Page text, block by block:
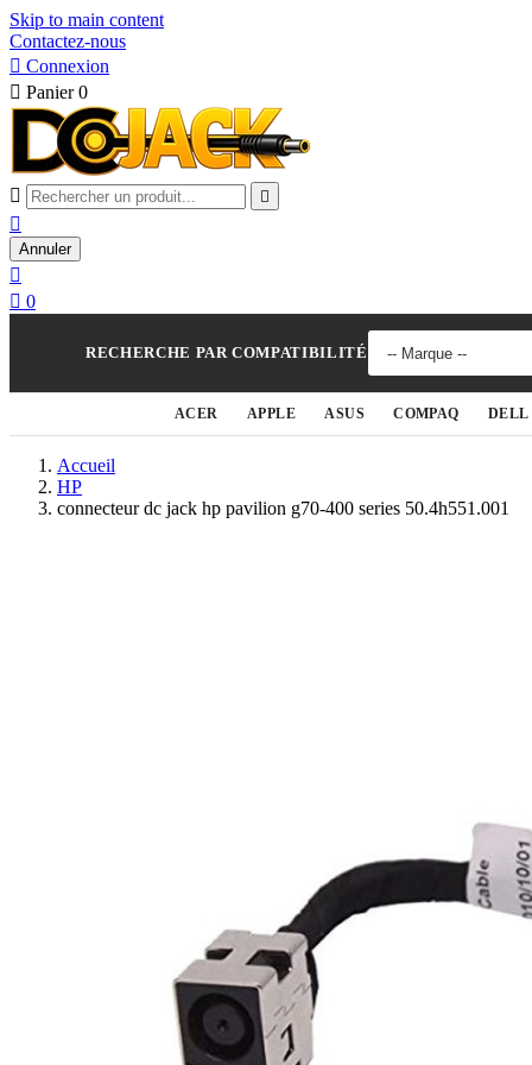
Skip to main content
Contactez-nous
 Connexion
 Panier 0
 

Annuler

 0
RECHERCHE PAR COMPATIBILITÉ
ACER APPLE ASUS COMPAQ DELL
Accueil
HP
connecteur dc jack hp pavilion g70-400 series 50.4h551.001